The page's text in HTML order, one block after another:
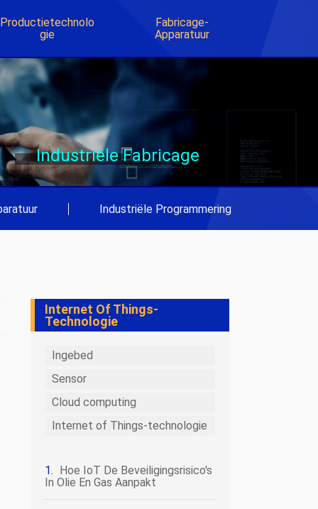
Productietechnolo
Gie
Fabricage-
Apparatuur
Industriële Fabricage
Industriële Programmering
Internet Of Things-
Technologie
Ingebed
Sensor
Cloud computing
Internet of Things-technologie
Hoe IoT De Beveiligingsrisico's
In Olie En Gas Aanpakt